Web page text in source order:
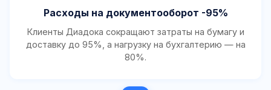
Расходы на документооборот -95%
Клиенты Диадока сокращают затраты на бумагу и
доставку до 95%, а нагрузку на бухгалтерию — на
80%.